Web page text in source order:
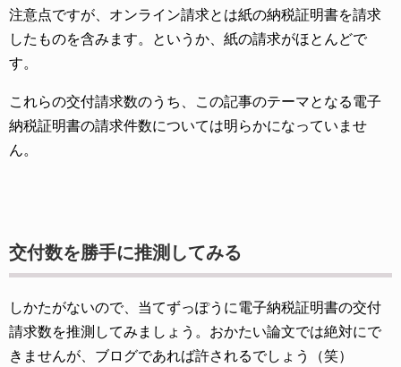
注意点ですが、オンライン請求とは紙の納税証明書を請求
したものを含みます。というか、紙の請求がほとんどで
す。
これらの交付請求数のうち、この記事のテーマとなる電子
納税証明書の請求件数については明らかになっていませ
ん。
交付数を勝手に推測してみる
しかたがないので、当てずっぽうに電子納税証明書の交付
請求数を推測してみましょう。おかたい論文では絶対にで
きませんが、ブログであれば許されるでしょう（笑）